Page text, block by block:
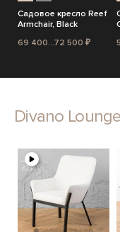
Садовое кресло Reef
Armchair, Black
69 400...72 500 ₽
Divano Lounge